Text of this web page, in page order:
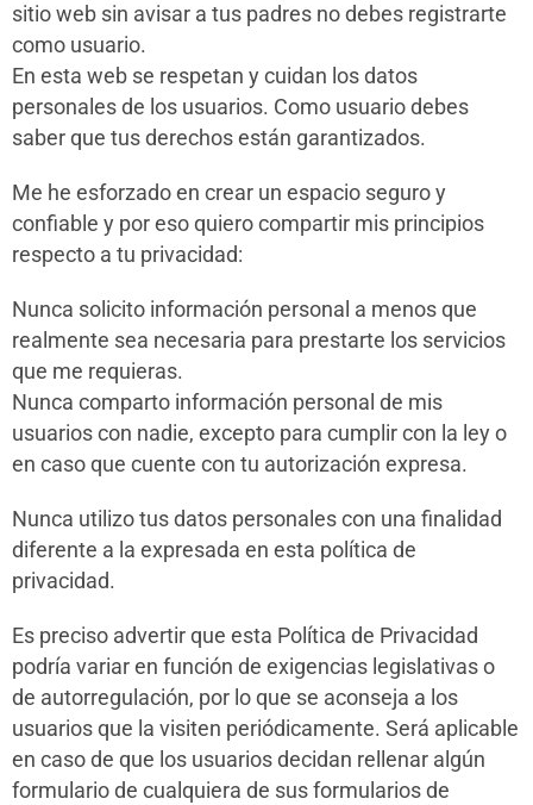
sitio web sin avisar a tus padres no debes registrarte
como usuario.
En esta web se respetan y cuidan los datos
personales de los usuarios. Como usuario debes
saber que tus derechos están garantizados.
Me he esforzado en crear un espacio seguro y
confiable y por eso quiero compartir mis principios
respecto a tu privacidad:
Nunca solicito información personal a menos que
realmente sea necesaria para prestarte los servicios
que me requieras.
Nunca comparto información personal de mis
usuarios con nadie, excepto para cumplir con la ley o
en caso que cuente con tu autorización expresa.
Nunca utilizo tus datos personales con una finalidad
diferente a la expresada en esta política de
privacidad.
Es preciso advertir que esta Política de Privacidad
podría variar en función de exigencias legislativas o
de autorregulación, por lo que se aconseja a los
usuarios que la visiten periódicamente. Será aplicable
en caso de que los usuarios decidan rellenar algún
formulario de cualquiera de sus formularios de